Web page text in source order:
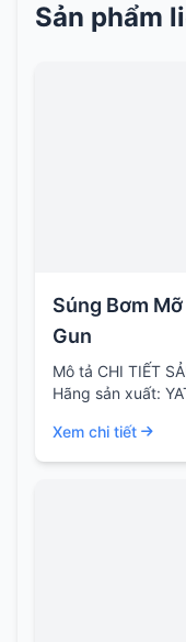
Sản phẩm
Súng Bơm
Gun
Mô tả CHI TIẾT
Hãng sản xuất:
Xem chi tiết